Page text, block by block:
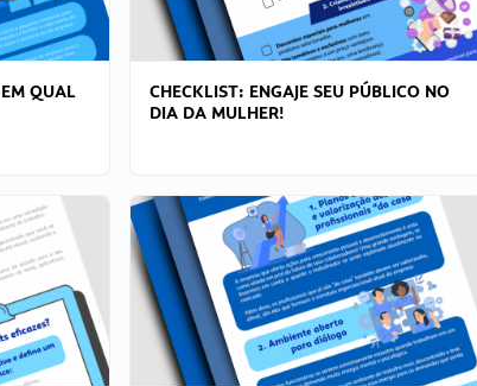
QUAL
CHECKLIST: ENGAJE SEU PÚBLICO NO
DIA DA MULHER!